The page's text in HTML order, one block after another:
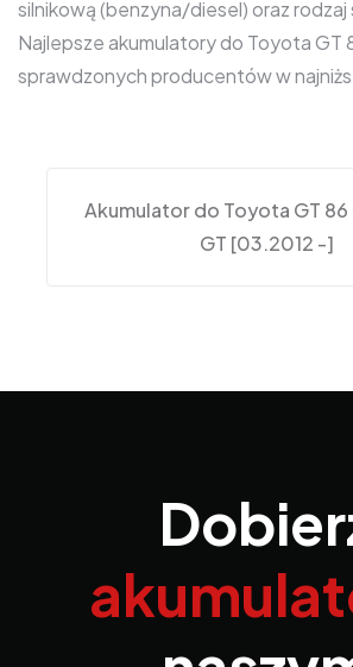
silnikową (benzyna/diesel) oraz rodzaj
Najlepsze akumulatory do Toyota GT
sprawdzonych producentów w
Akumulator do Toyota GT
GT [03.2012 -]